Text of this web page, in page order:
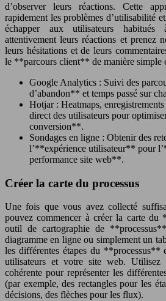
d’observer leurs réactions. Cette
rapidement les problèmes d’utilisabilité
échapper aux utilisateurs
attentivement leurs réactions et prenez
leurs hésitations et de leurs
le **parcours client** de manière simple
Google Analytics : Suivi des
d’abandon** et temps passé sur
Hotjar : Heatmaps,
direct des utilisateurs pour
conversion**.
Sondages en ligne : Obtenir des
l’**expérience utilisateur** pour
performance site web**.
Créer la carte du processus
Une fois que vous avez collecté
pouvez commencer à créer la carte
outil de cartographie de
diagramme en ligne ou simplement un
les différentes étapes du **processus**
utilisateurs et votre site web. Utilisez
cohérente pour représenter les
(par exemple, des rectangles pour les
décisions, des flèches pour les flux).